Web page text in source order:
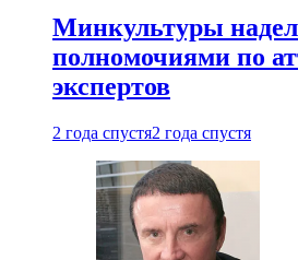
Минкультуры
полномочиями по
экспертов
2 года спустя2 года спустя